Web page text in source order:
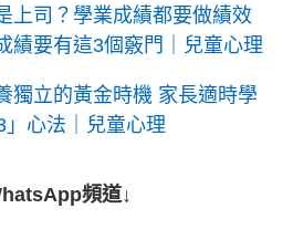
上司？學業成績都要做績效
績要有這3個竅門｜兒童心理
獨立的黃金時機 家長適時學
心法｜兒童心理
頻道↓